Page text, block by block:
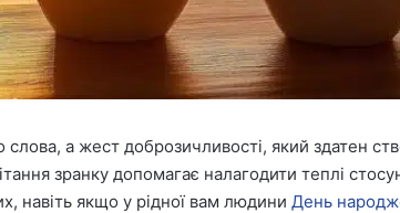
слова, а жест доброзичливості, який здатен
зранку допомагає налагодити теплі
навіть якщо у рідної вам людини День